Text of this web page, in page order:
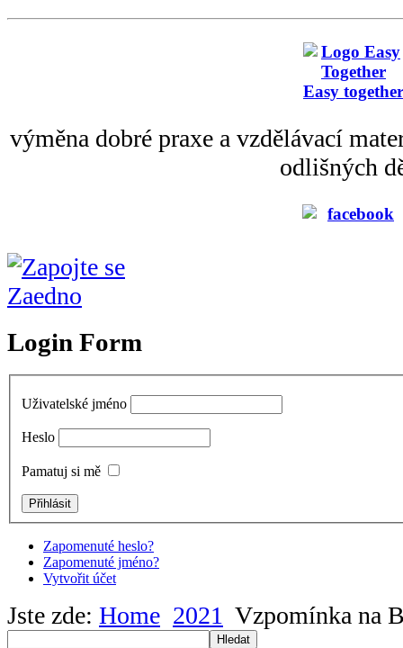
Easy together
výměna dobré praxe a vzdělávací
odlišných
Login Form
Uživatelské jméno
Heslo
Pamatuj si mě
Zapomenuté heslo?
Zapomenuté jméno?
Vytvořit účet
Jste zde: Home 2021 Vzpomínka na
Hledat